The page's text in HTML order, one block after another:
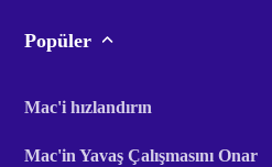
Popüler
Mac'i hızlandırın
Mac'in Yavaş Çalışmasını Onar